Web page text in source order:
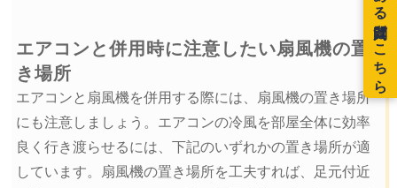
エアコンと併用時に注意したい扇風機の置
き場所
エアコンと扇風機を併用する際には、扇風機の置き場所
にも注意しましょう。エアコンの冷風を部屋全体に効率
良く行き渡らせるには、下記のいずれかの置き場所が適
しています。扇風機の置き場所を工夫すれば、足元付近